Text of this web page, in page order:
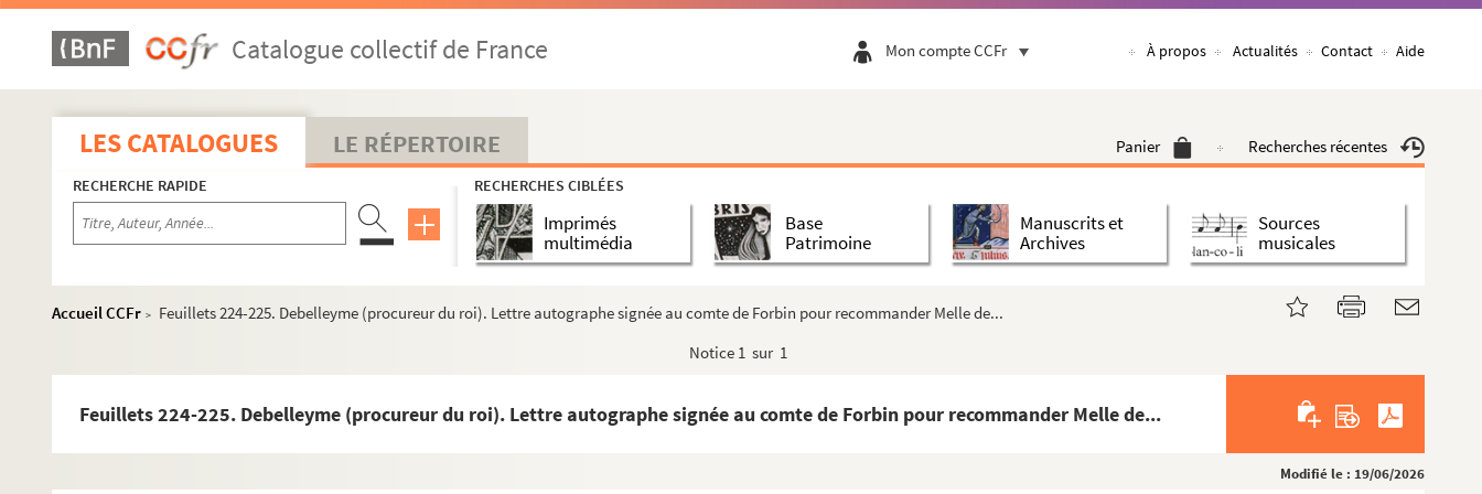
Catalogue collectif de France Mon compte CCFr À propos Actualités Contact Aide
LES CATALOGUES LE RÉPERTOIRE Panier Recherches récentes
RECHERCHE RAPIDE RECHERCHES CIBLÉES
Imprimés
multimédia
Base
Patrimoine
Manuscrits et
Archives
Sources
musicales
Accueil CCFr >
Feuillets 224-225. Debelleyme (procureur du roi). Lettre autographe signée au comte de Forbin pour recommander Melle de...
Notice 1 sur 1
Feuillets 224-225. Debelleyme (procureur du roi). Lettre autographe signée au comte de Forbin pour recommander Melle de...
Modifié le : 19/06/2026
Feuillets 21-28. Dautel, Guillaume (marchand bourgeois de Paris). Sentence de partage de sa succession (11 août 1727)
Feuillet 29. Dautremant, Jean-Victor-Gaston. Extrait d'acte de baptême (Nozay, 22 septembre 1863)
Feuillet 30. Dautresme, David (chef de cabinet du ministère du Commerce). Nomination d'un président de comité de ...
Feuillet 31. Dauvergne, Romain (maître tonnelier). Reçu de la somme de 50 livres (12 mars 1641)
Feuillets 32-47. Dauzats, Adrien (peintre). 12 lettres (1860-1862 et sans date)
Feuillet 48. Davanne, Alphonse (photographe). Lettre autographe signée à M. Bucquet pour lui signaler que le Phot...
Feuillets 49-50. Davernon. Lettre autographe signée au citoyen Cottel pour demander un secours pour la citoyenne Lyon...
Feuillets 51-52. Davesne (huissier). Lettre autographe signée à M. Villeret, avoué à Roanne, sur la recherche d'une l...
Feuillet 60. David, Jérôme (baron, homme politique). Lettre autographe signée à un général pour obtenir un congé ...